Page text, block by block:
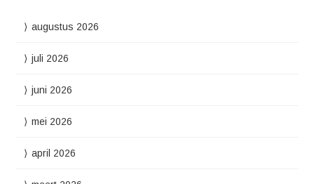
augustus 2026
juli 2026
juni 2026
mei 2026
april 2026